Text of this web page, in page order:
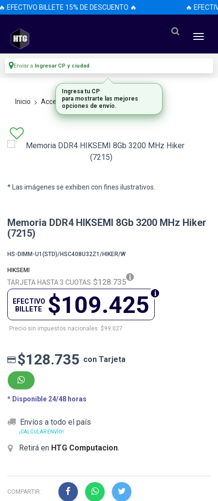
EFECTIVO BILLETE 15% DE DESCUENTO 🔥 🔥
Enviar a Ingresar CP y ciudad
Inicio Accesorios Accesorios
* Las imágenes se exhiben con fines ilustrativos.
Memoria DDR4 HIKSEMI 8Gb 3200 MHz Hiker
(7215)
HS-DIMM-U1(STD)/HSC408U32Z1/HIKER/W
HIKSEMI
TARJETA HASTA 3 CUOTAS $128.735
$109.425
EFECTIVO
BILLETE
Precio sin impuestos nacionales: $99.027
$128.735 con Tarjeta
* Disponible 24/48 horas
Envíos a todo el país
¡CALCULAR ENVÍO!
Retirá en HTG Computacion.
COMPARTIR:
Ingresa tu CP
para mostrarte las mejores
opciones de envío.